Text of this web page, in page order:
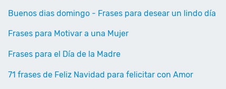
Buenos dias domingo - Frases para desear un lindo día
Frases para Motivar a una Mujer
Frases para el Día de la Madre
71 frases de Feliz Navidad para felicitar con Amor